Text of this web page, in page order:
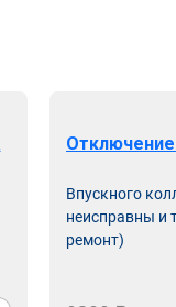
Впускного
неисправны и
ремонт)